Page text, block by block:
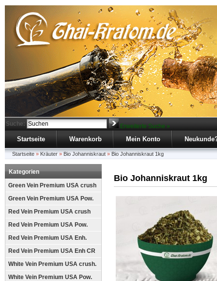
Suche: Erweiterte Suche »
Startseite Warenkorb Mein Konto
Startseite » Kräuter » Bio Johanniskraut » Bio Johanniskraut 1kg
Kategorien
Green Vein Premium USA crush
Green Vein Premium USA Pow.
Red Vein Premium USA crush
Red Vein Premium USA Pow.
Red Vein Premium USA Enh.
Red Vein Premium USA Enh CR
White Vein Premium USA crush.
White Vein Premium USA Pow.
Bio Johanniskraut 1kg